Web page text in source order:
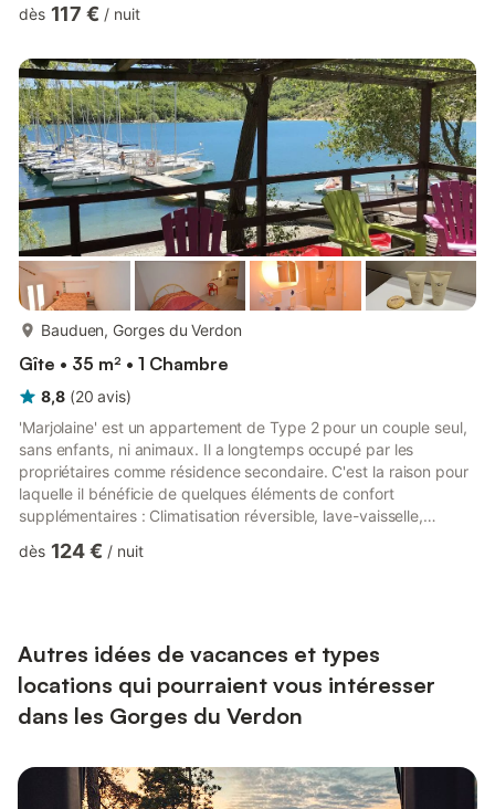
peut faire sur Castellane ( activités sur le Verdon, la montée à
pleins de jolis petits villages à visiter sur ses alentours. Apres
toutes vos ballades terminées la location disp...
dès 117 € / nuit
Bauduen, Gorges du Verdon
Gîte • 35 m² • 1 Chambre
8,8 (20 avis)
'Marjolaine' est un appartement de Type 2 pour un couple seul,
sans enfants, ni animaux. Il a longtemps occupé par les
propriétaires comme résidence secondaire. C'est la raison pour
laquelle il bénéficie de quelques éléments de confort
supplémentaires : Climatisation réversible, lave-vaisselle,
jouit également d'un emplacement de pique-nique avec vue sur
dès 124 € / nuit
Autres idées de vacances et types
locations qui pourraient vous intéresser
dans les Gorges du Verdon